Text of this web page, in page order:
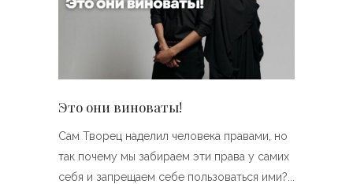
Это они виноваты!
Сам Творец наделил человека правами, но
так почему мы забираем эти права у самих
себя и запрещаем себе пользоваться ими?